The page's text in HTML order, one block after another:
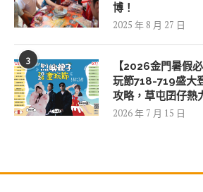
博！
2025 年 8 月 27 日
3
【2026金門暑假
玩節718-719盛大
攻略，草屯囝仔熱
2026 年 7 月 15 日